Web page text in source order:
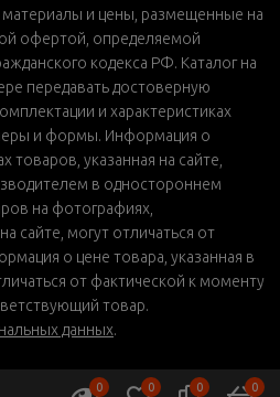
и цены, размещенные на
офертой, определяемой
кодекса РФ. Каталог на
передавать достоверную
и характеристиках
и формы. Информация о
товаров, указанная на сайте,
в одностороннем
на фотографиях,
сайте, могут отличаться от
о цене товара, указанная в
от фактической к моменту
товар.
данных.
0 0 0 0